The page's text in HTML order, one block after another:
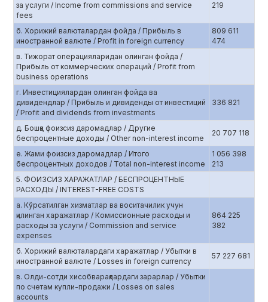
за услуги / Income from commissions and service
fees
219
б. Хорижий валюталардан фойда / Прибыль в
иностранной валюте / Profit in foreign currency
809 611
474
в. Тижорат операцияларидан олинган фойда /
Прибыль от коммерческих операций / Profit from
business operations
г. Инвестициялардан олинган фойда ва
дивидендлар / Прибыль и дивиденды от инвестиций
/ Profit and dividends from investments
336 821
д. Бошқа фоизсиз даромадлар / Другие
беспроцентные доходы / Other non-interest income
20 707 118
е. Жами фоизсиз даромадлар / Итого
беспроцентных доходов / Total non-interest income
1 056 398
213
5. ФОИЗСИЗ ХАРАЖАТЛАР / БЕСПРОЦЕНТНЫЕ
РАСХОДЫ / INTEREST-FREE COSTS
а. Кўрсатилган хизматлар ва воситачилик учун
қилинган харажатлар / Комиссионные расходы и
расходы за услуги / Commission and service
expenses
864 225
382
б. Хорижий валюталардаги харажатлар / Убытки в
иностранной валюте / Losses in foreign currency
57 227 681
в. Олди-сотди хисобварақлардаги зарарлар / Убытки
по счетам купли-продажи / Losses on sales
accounts